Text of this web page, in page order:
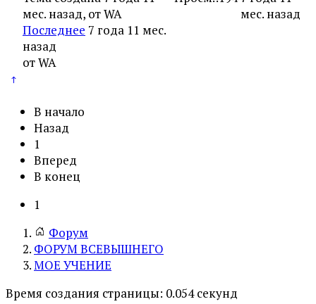
мес. назад, отWA
Последнее 7 года 11 мес.
назад
отWA
мес. назад
В начало
Назад
1
Вперед
В конец
1
Форум
ФОРУМ ВСЕВЫШНЕГО
МОЕ УЧЕНИЕ
Время создания страницы: 0.054 секунд